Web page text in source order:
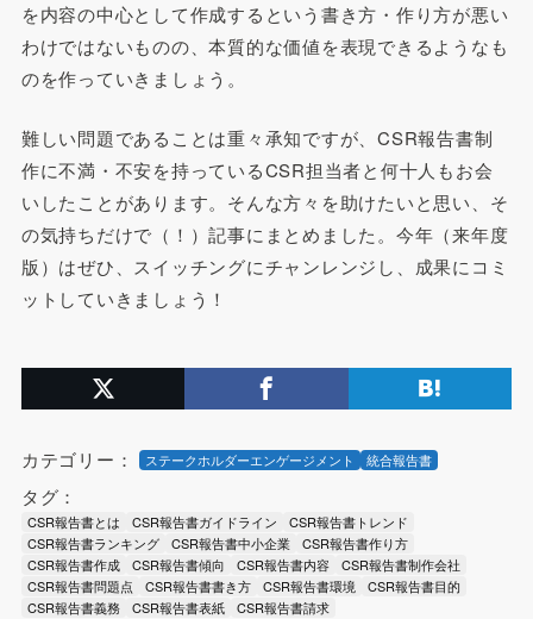
を内容の中心として作成するという書き方・作り方が悪い
わけではないものの、本質的な価値を表現できるようなも
のを作っていきましょう。
難しい問題であることは重々承知ですが、CSR報告書制
作に不満・不安を持っているCSR担当者と何十人もお会
いしたことがあります。そんな方々を助けたいと思い、そ
の気持ちだけで（！）記事にまとめました。今年（来年度
版）はぜひ、スイッチングにチャンレンジし、成果にコミ
ットしていきましょう！
カテゴリー： ステークホルダーエンゲージメント 統合報告書
タグ：
CSR報告書とは CSR報告書ガイドライン
CSR報告書トレンド
CSR報告書ランキング
CSR報告書中小企業
CSR報告書作り方
CSR報告書作成
CSR報告書傾向 CSR報告書内容
CSR報告書制作会社
CSR報告書問題点
CSR報告書書き方 CSR報告書環境
CSR報告書目的
CSR報告書義務
CSR報告書表紙 CSR報告書請求